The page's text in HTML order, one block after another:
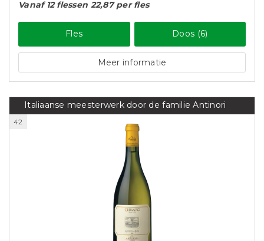
Vanaf 12 flessen 22,87 per fles
Fles Doos (6)
Meer informatie
Italiaanse meesterwerk door de familie Antinori
42